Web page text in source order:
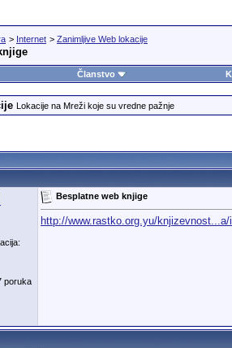
> Internet > Zanimljive Web lokacije
Članstvo
Lokacije na Mreži koje su vredne pažnje
poruka
Besplatne web knjige
http://www.rastko.org.yu/